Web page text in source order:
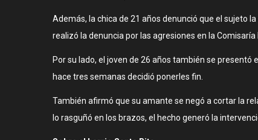
Además, la chica de 21 años denunció que el sujeto
realizó la denuncia por las agresiones en la Comisaría
Por su lado, el joven de 26 años también se
hace tres semanas decidió ponerles fin.
También afirmó que su amante se negó a cortar la
lo rasguñó en los brazos, el hecho generó la